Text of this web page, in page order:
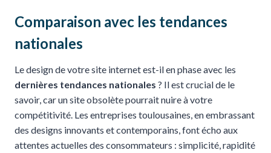
Comparaison avec les tendances
nationales
Le design de votre site internet est-il en phase avec les
dernières tendances nationales ? Il est crucial de le
savoir, car un site obsolète pourrait nuire à votre
compétitivité. Les entreprises toulousaines, en embrassant
des designs innovants et contemporains, font écho aux
attentes actuelles des consommateurs : simplicité, rapidité